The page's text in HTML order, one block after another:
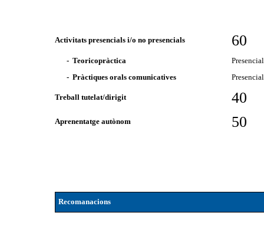
Activitats presencials i/o no presencials 60
- Teoricopràctica
Presencial
- Pràctiques orals comunicatives
Presencial
Treball tutelat/dirigit 40
Aprenentatge autònom 50
Recomanacions